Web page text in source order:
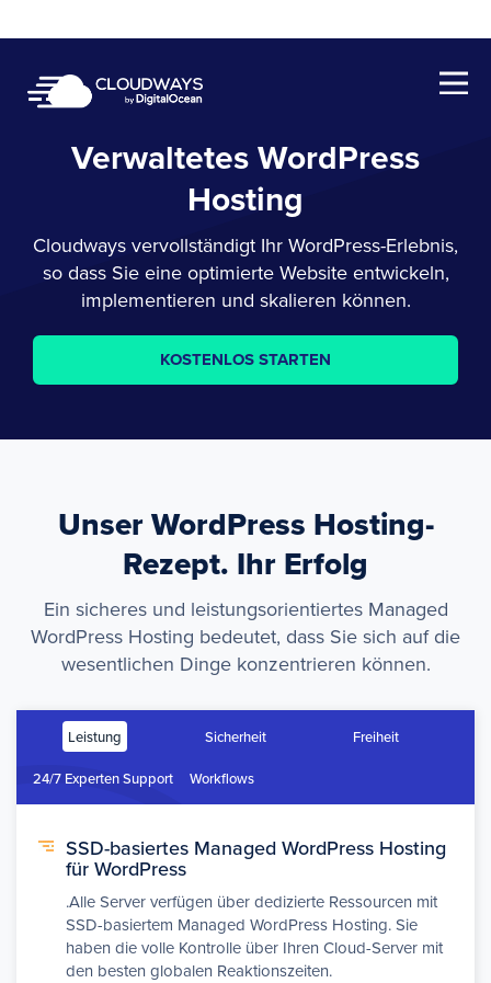
Open Nav
Verwaltetes WordPress
Hosting
Cloudways vervollständigt Ihr WordPress-Erlebnis,
so dass Sie eine optimierte Website entwickeln,
implementieren und skalieren können.
KOSTENLOS STARTEN
Unser WordPress Hosting-
Rezept. Ihr Erfolg
Ein sicheres und leistungsorientiertes Managed
WordPress Hosting bedeutet, dass Sie sich auf die
wesentlichen Dinge konzentrieren können.
Leistung Sicherheit Freiheit
24/7 Experten Support Workflows
SSD-basiertes Managed WordPress Hosting
für WordPress
.Alle Server verfügen über dedizierte Ressourcen mit
SSD-basiertem Managed WordPress Hosting. Sie
haben die volle Kontrolle über Ihren Cloud-Server mit
den besten globalen Reaktionszeiten.